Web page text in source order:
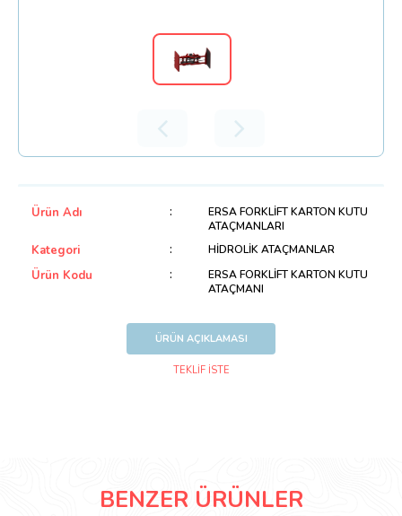
Ürün Adı
ERSA FORKLİFT KARTON KUTU
ATAÇMANLARI
Kategori HİDROLİK ATAÇMANLAR
Ürün Kodu
ERSA FORKLİFT KARTON KUTU
ATAÇMANI
ÜRÜN AÇIKLAMASI
TEKLİF İSTE
BENZER ÜRÜNLER